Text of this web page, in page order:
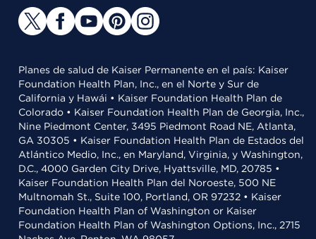
Planes de salud de Kaiser Permanente en el país: Kaiser
Foundation Health Plan, Inc., en el Norte y Sur de
California y Hawái • Kaiser Foundation Health Plan de
Colorado • Kaiser Foundation Health Plan de Georgia, Inc.,
Nine Piedmont Center, 3495 Piedmont Road NE, Atlanta,
GA 30305 • Kaiser Foundation Health Plan de Estados del
Atlántico Medio, Inc., en Maryland, Virginia, y Washington,
D.C., 4000 Garden City Drive, Hyattsville, MD, 20785 •
Kaiser Foundation Health Plan del Noroeste, 500 NE
Multnomah St., Suite 100, Portland, OR 97232 • Kaiser
Foundation Health Plan of Washington or Kaiser
Foundation Health Plan of Washington Options, Inc., 2715